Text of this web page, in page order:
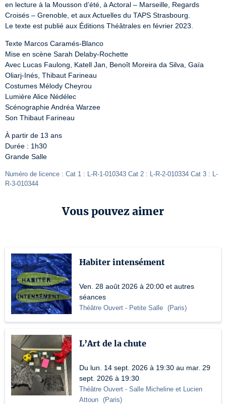
en lecture à la Mousson d’été, à Actoral – Marseille, Regards
Croisés – Grenoble, et aux Actuelles du TAPS Strasbourg.
Le texte est publié aux Éditions Théâtrales en février 2023.
Texte Marcos Caramés-Blanco
Mise en scène Sarah Delaby-Rochette
Avec Lucas Faulong, Katell Jan, Benoît Moreira da Silva, Gaïa
Oliarj-Inés, Thibaut Farineau
Costumes Mélody Cheyrou
Lumière Alice Nédélec
Scénographie Andréa Warzee
Son Thibaut Farineau
À partir de 13 ans
Durée : 1h30
Grande Salle
Numéro de licence : Cat 1 : L-R-1-010343 Cat 2 : L-R-2-010334 Cat 3 : L-
R-3-010344
Vous pouvez aimer
Habiter intensément
Ven. 28 août 2026 à 20:00 et autres
séances
Théâtre Ouvert - Petite Salle (Paris)
L’Art de la chute
Du lun. 14 sept. 2026 à 19:30 au mar. 29
sept. 2026 à 19:30
Théâtre Ouvert - Salle Micheline et Lucien
Attoun (Paris)